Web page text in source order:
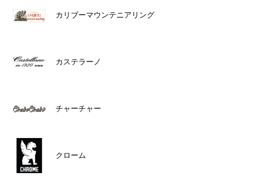
カリブーマウンテニアリング
カステラーノ
チャーチャー
クローム